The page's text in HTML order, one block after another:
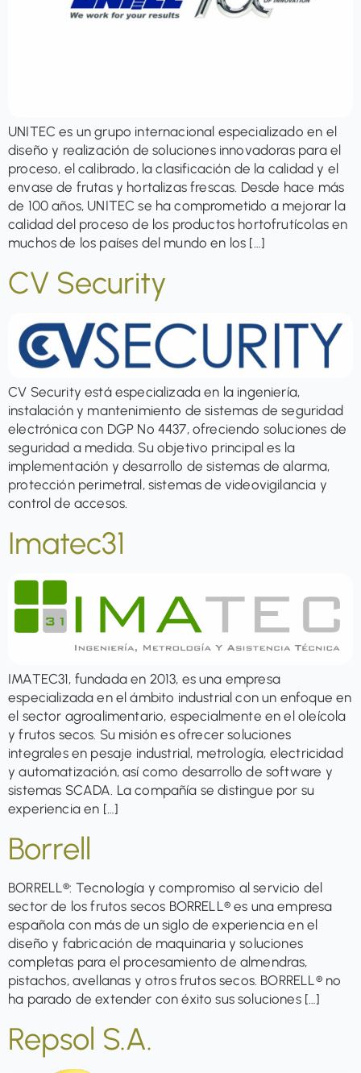
UNITEC es un grupo internacional especializado en el
diseño y realización de soluciones innovadoras para el
proceso, el calibrado, la clasificación de la calidad y el
envase de frutas y hortalizas frescas. Desde hace más
de 100 años, UNITEC se ha comprometido a mejorar la
calidad del proceso de los productos hortofrutícolas en
muchos de los países del mundo en los […]
CV Security
CV Security está especializada en la ingeniería,
instalación y mantenimiento de sistemas de seguridad
electrónica con DGP Nº 4437, ofreciendo soluciones de
seguridad a medida. Su objetivo principal es la
implementación y desarrollo de sistemas de alarma,
protección perimetral, sistemas de videovigilancia y
control de accesos.
Imatec31
IMATEC31, fundada en 2013, es una empresa
especializada en el ámbito industrial con un enfoque en
el sector agroalimentario, especialmente en el oleícola
y frutos secos. Su misión es ofrecer soluciones
integrales en pesaje industrial, metrología, electricidad
y automatización, así como desarrollo de software y
sistemas SCADA. La compañía se distingue por su
experiencia en […]
Borrell
BORRELL®: Tecnología y compromiso al servicio del
sector de los frutos secos BORRELL® es una empresa
española con más de un siglo de experiencia en el
diseño y fabricación de maquinaria y soluciones
completas para el procesamiento de almendras,
pistachos, avellanas y otros frutos secos. BORRELL® no
ha parado de extender con éxito sus soluciones […]
Repsol S.A.